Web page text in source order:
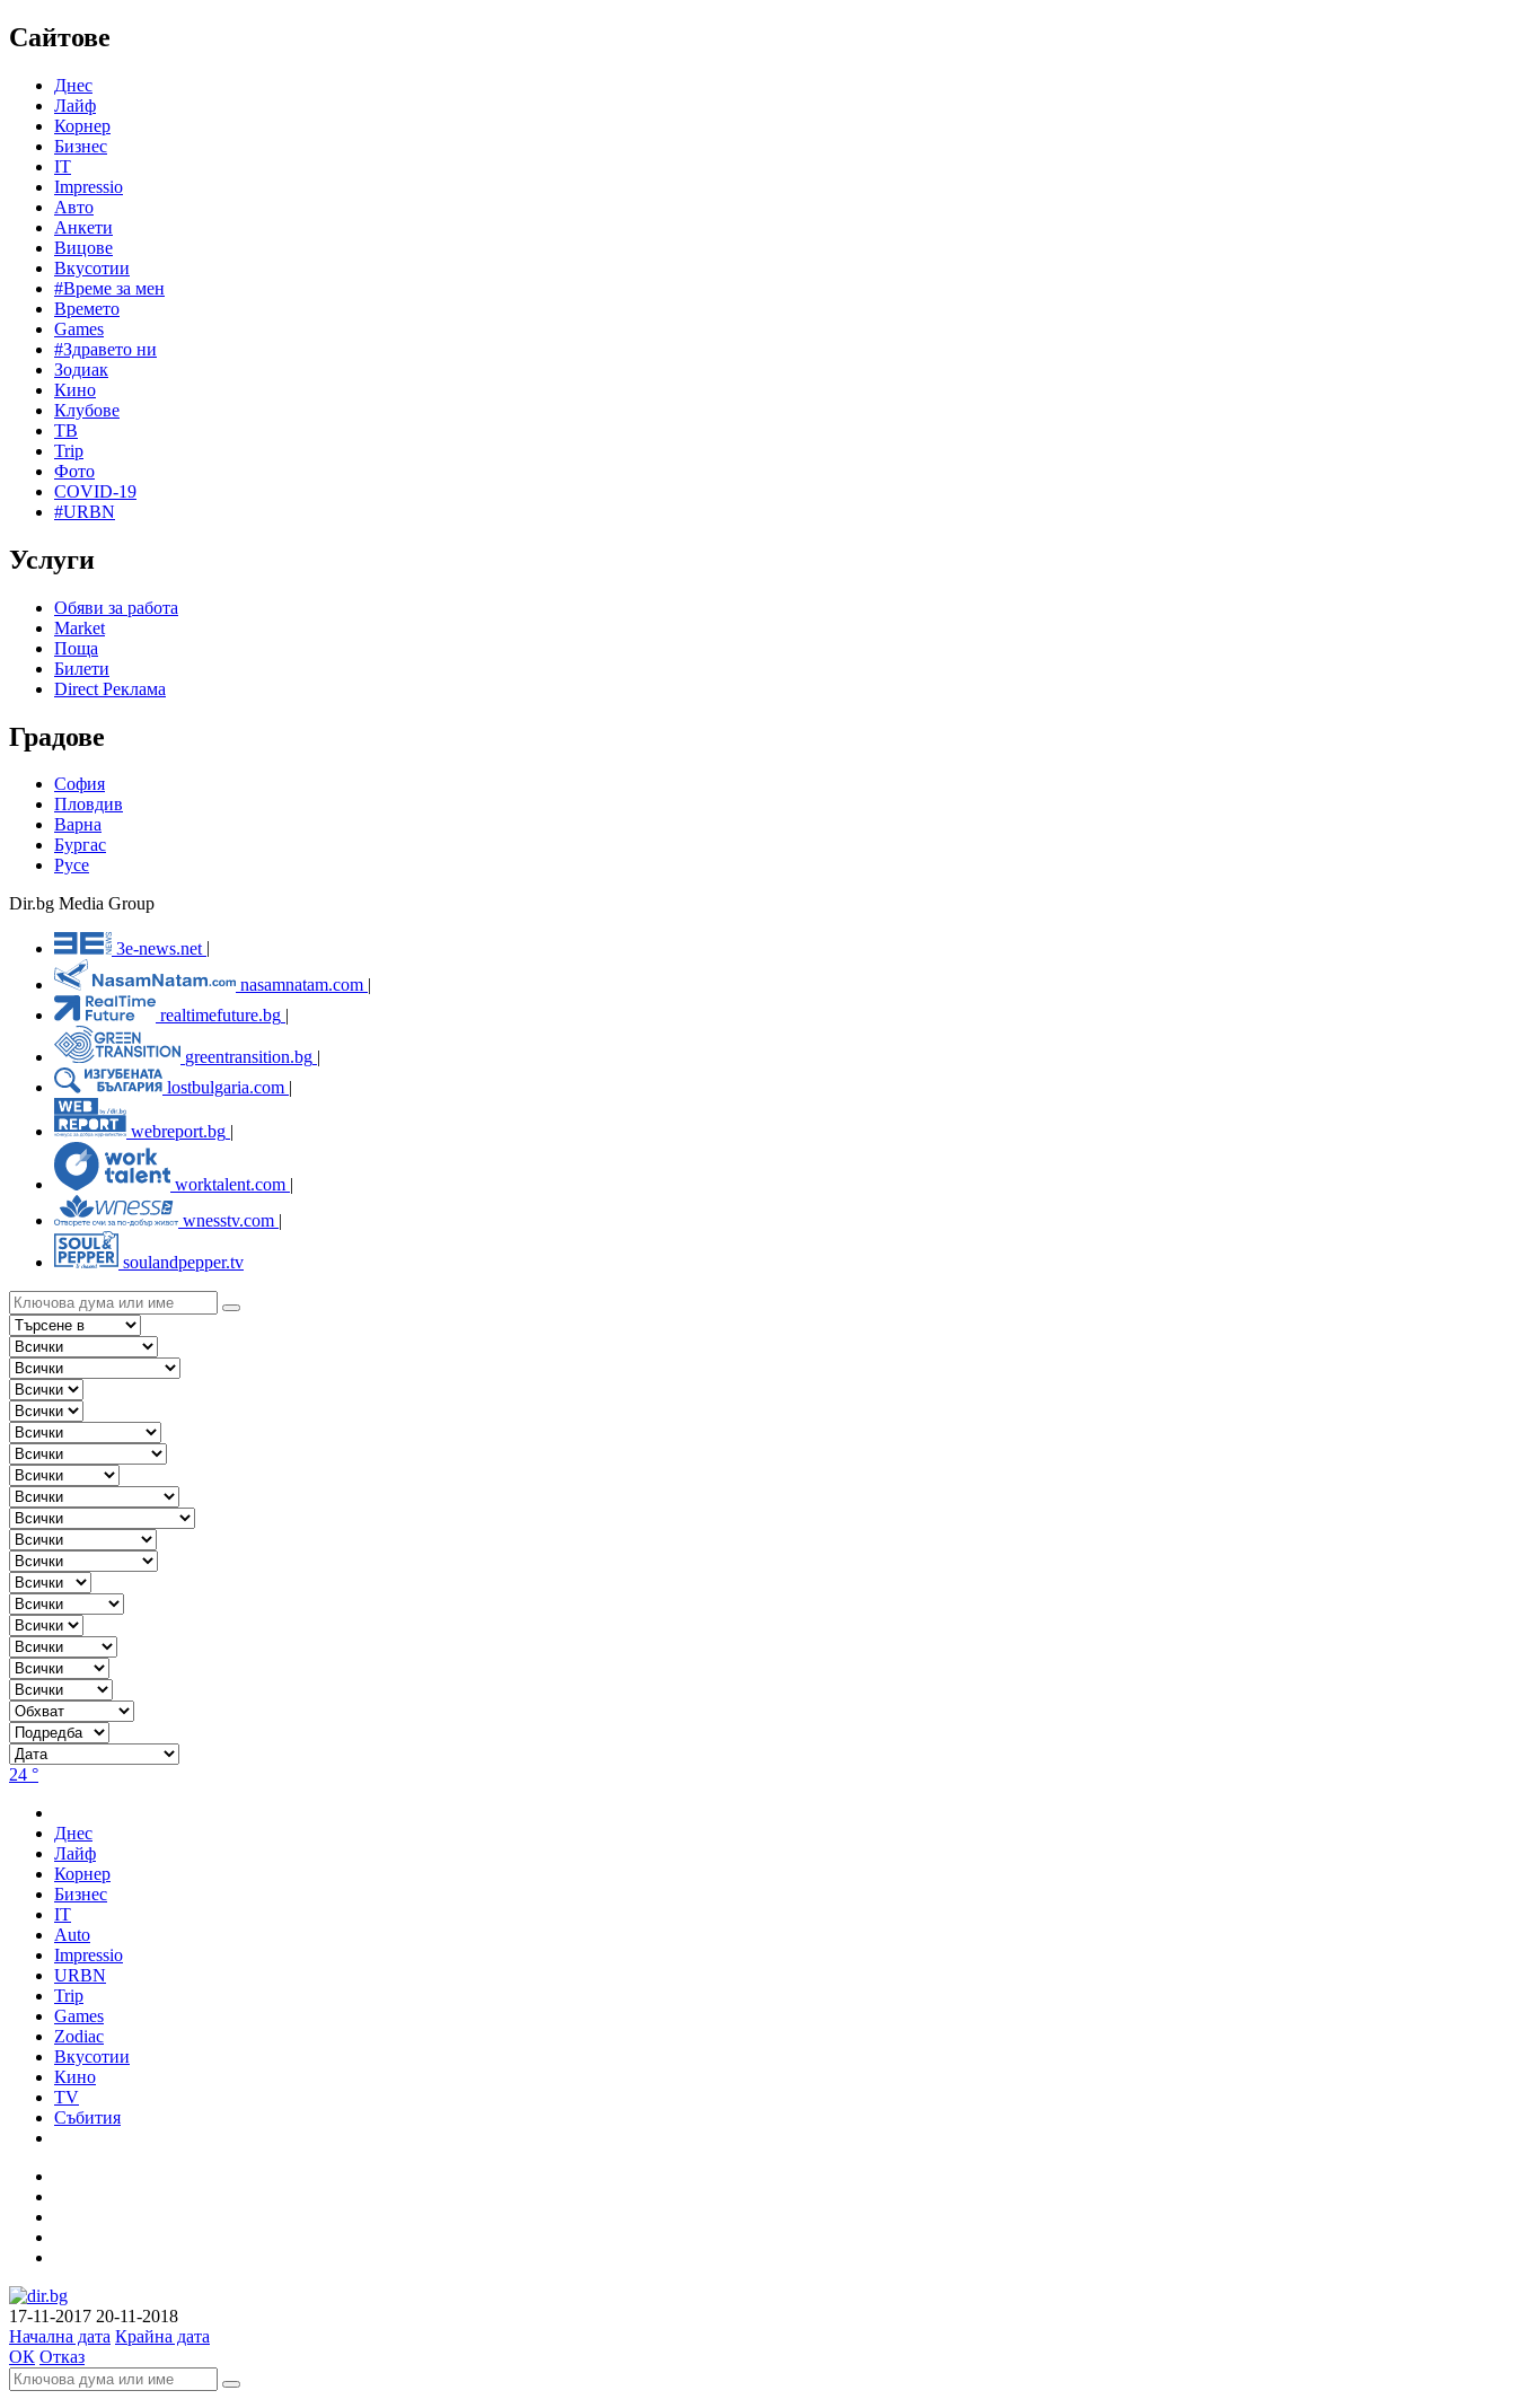
Сайтове
Днес
Лайф
Корнер
Бизнес
IT
Impressio
Авто
Анкети
Вицове
Вкусотии
#Време за мен
Времето
Games
#Здравето ни
Зодиак
Кино
Клубове
ТВ
Trip
Фото
COVID-19
#URBN
Услуги
Обяви за работа
Market
Поща
Билети
Direct Реклама
Градове
София
Пловдив
Варна
Бургас
Русе
Dir.bg Media Group
3e-news.net
nasamnatam.com |
realtimefuture.bg |
greentransition.bg |
lostbulgaria.com |
webreport.bg
worktalent.com |
wnesstv.com |
soulandpepper.tv
24 °
Днес
Лайф
Корнер
Бизнес
IT
Auto
Impressio
URBN
Trip
Games
Zodiac
Вкусотии
Кино
TV
Събития
17-11-2017 20-11-2018
Начална дата Крайна дата
ОК Отказ